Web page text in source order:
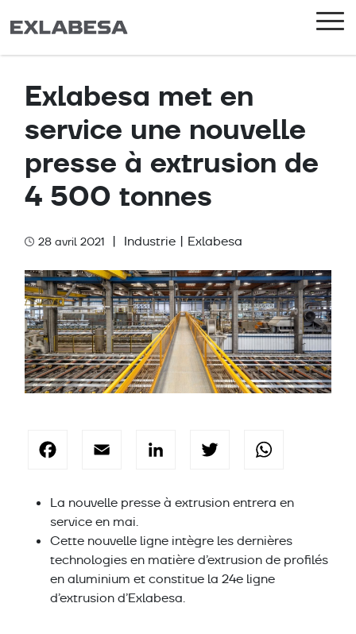
Exlabesa met en
service une nouvelle
presse à extrusion de
4 500 tonnes
28 avril 2021 |
Categories Industrie | Exlabesa
Facebook
Email LinkedInTwitter
La nouvelle presse à extrusion entrera en
service en mai.
Cette nouvelle ligne intègre les dernières
technologies en matière d’extrusion de profilés
en aluminium et constitue la 24e ligne
d’extrusion d’Exlabesa.